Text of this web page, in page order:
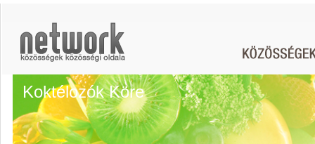
Koktélozók Köre